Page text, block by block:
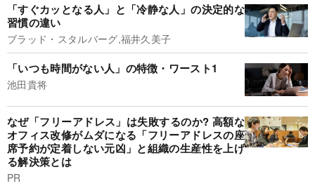
「すぐカッとなる人」と「冷静な人」の決定的な
習慣の違い
ブラッド・スタルバーグ,福井久美子
「いつも時間がない人」の特徴・ワースト1
池田貴将
なぜ「フリーアドレス」は失敗するのか? 高額な
オフィス改修がムダになる「フリーアドレスの座
席予約が定着しない元凶」と組織の生産性を上げ
る解決策とは
PR